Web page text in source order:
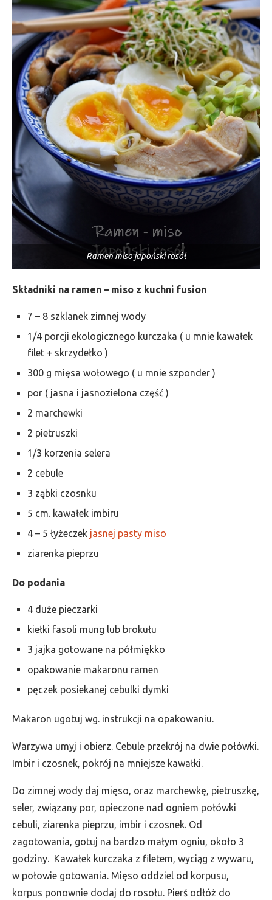
Ramen miso japoński rosół
Składniki na ramen – miso z kuchni fusion
7 – 8 szklanek zimnej wody
1/4 porcji ekologicznego kurczaka ( u mnie kawałek
filet + skrzydełko )
300 g mięsa wołowego ( u mnie szponder )
por ( jasna i jasnozielona część )
2 marchewki
2 pietruszki
1/3 korzenia selera
2 cebule
3 ząbki czosnku
5 cm. kawałek imbiru
4 – 5 łyżeczek jasnej pasty miso
ziarenka pieprzu
Do podania
4 duże pieczarki
kiełki fasoli mung lub brokułu
3 jajka gotowane na półmiękko
opakowanie makaronu ramen
pęczek posiekanej cebulki dymki
Makaron ugotuj wg. instrukcji na opakowaniu.
Warzywa umyj i obierz. Cebule przekrój na dwie połówki.
Imbir i czosnek, pokrój na mniejsze kawałki.
Do zimnej wody daj mięso, oraz marchewkę, pietruszkę,
seler, związany por, opieczone nad ogniem połówki
cebuli, ziarenka pieprzu, imbir i czosnek. Od
zagotowania, gotuj na bardzo małym ogniu, około 3
godziny. Kawałek kurczaka z filetem, wyciąg z wywaru,
w połowie gotowania. Mięso oddziel od korpusu,
korpus ponownie dodaj do rosołu. Pierś odłóż do